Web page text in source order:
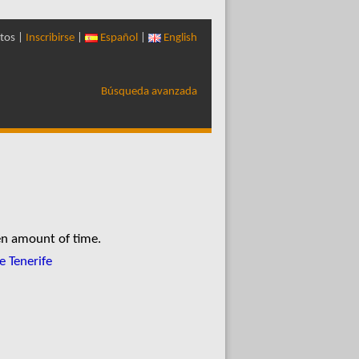
| Inscribirse Español English
Búsqueda avanzada
amount of time.
Tenerife